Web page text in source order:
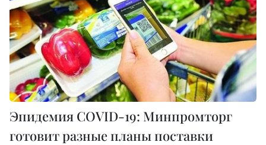
Эпидемия COVID-19: Минпромторг
готовит разные планы поставки